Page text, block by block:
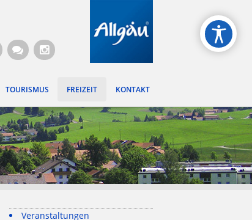
TOURISMUS FREIZEIT KONTAKT
Veranstaltungen